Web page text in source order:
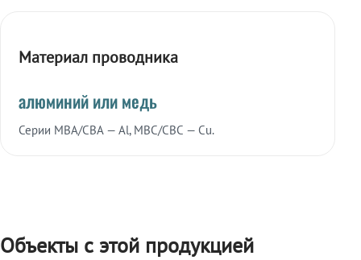
Материал проводника
алюминий или медь
Серии МВА/СВА — Al, МВС/СВС — Cu.
Объекты с этой продукцией